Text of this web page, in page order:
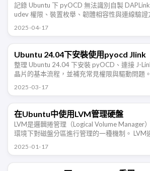
記錄 Ubuntu 下 pyOCD 無法識別自製
udev 權限、裝置枚舉、韌體相容性與連線驗證
2025-04-17
Ubuntu 24.04下安裝使用pyocd Jlink
整理 Ubuntu 24.04 下安裝 pyOCD、連接 J-
晶片的基本流程，並補充常見權限與驅動問題。
2025-03-17
在Ubuntu中使用LVM管理硬盤
LVM是邏輯捲管理（Logical Volume Manager
環境下對磁盤分區進行管理的一種機制。 LVM
2025-01-17